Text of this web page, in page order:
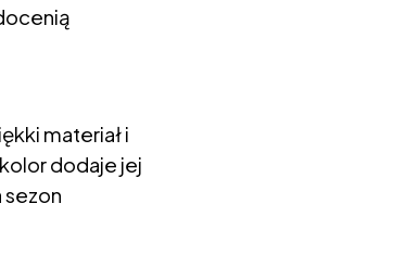
materiał i
dodaje jej
sezon